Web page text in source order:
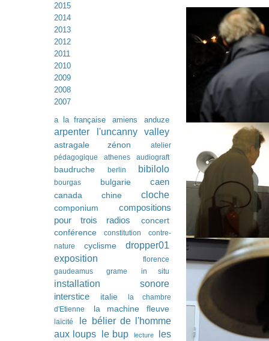
2015
2014
2013
2012
2011
2010
2009
2008
2007
a la française
amiens anduze
arpenter l'uncanny valley
astragale zénon
atelier
pédagogique
athenes audiograft
baudruche berlin bibilolo
bourgas bulgarie caen
canada chine cloche
componium
compositions
pour trois radios
concert
conférence
constitution
contre-
nature
cyclisme
dropper01
exposition
florence
gaudeamus
grame in situ
installation sonore
interstice italie
la chambre
d'Etienne
la machine fleuve
laïcité
le bélier de l'homme
aux loups
le bup lecture
les